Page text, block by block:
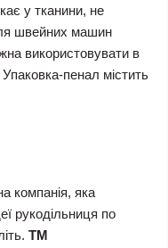
у тканини, не
швейних машин
використовувати в
пенал містить
компанія, яка
рукодільниця по
ТМ